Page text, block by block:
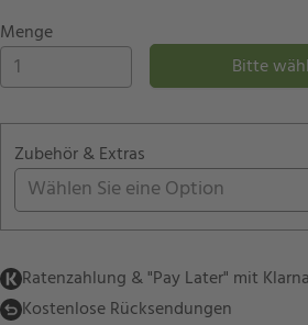
Menge
Bitte
Zubehör & Extras
Wählen Sie eine Option
Ratenzahlung & "Pay Later" mit Klarna
Kostenlose Rücksendungen